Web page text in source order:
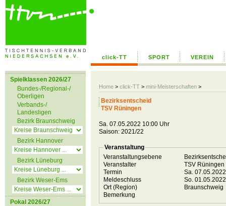
click-TT SPORT VEREIN
Home > click-TT > mini-Meisterschaften >
Spielklassen 2026/27
Bundes-/Regional-/
Oberligen
Verbands-/
Landesligen
Bezirk Braunschweig
Bezirk Hannover
Bezirk Lüneburg
Bezirk Weser-Ems
Pokal 2026/27
Bezirksentscheid
TSV Rüningen
Sa. 07.05.2022 10:00 Uhr
Saison: 2021/22
Veranstaltung
Veranstaltungsebene
Veranstalter
TSV Rüningen
Termin
Sa.
Meldeschluss
So.
Ort (Region)
Braunschweig
Bemerkung